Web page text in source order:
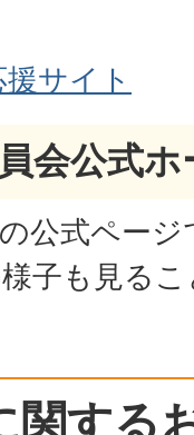
サイト
会公式
公式ペー
子も見る
関する